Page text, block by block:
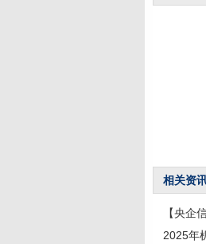
相关资
【央企
2025年